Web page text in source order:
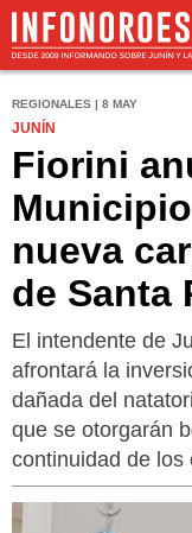
REGIONALES | 8 MAY
JUNÍN
Fiorini
nueva
de Santa
El intendente de
afrontará la
dañada del
que se otorgarán
continuidad de los